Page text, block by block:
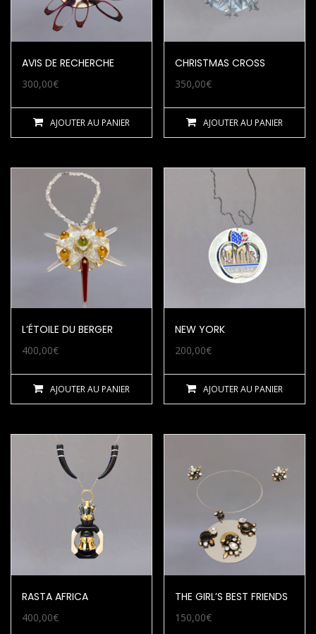
AVIS DE RECHERCHE
300,00€
AJOUTER AU PANIER
CHRISTMAS CROSS
350,00€
AJOUTER AU PANIER
L’ÉTOILE DU BERGER
400,00€
AJOUTER AU PANIER
NEW YORK
200,00€
AJOUTER AU PANIER
RASTA AFRICA
400,00€
THE GIRL’S BEST FRIENDS
150,00€